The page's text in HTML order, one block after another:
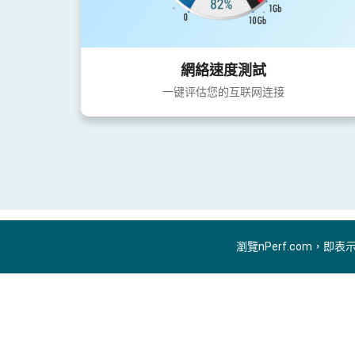
網絡速度測試
一键评估您的互联网连接
瀏覽nPerf.com，即表